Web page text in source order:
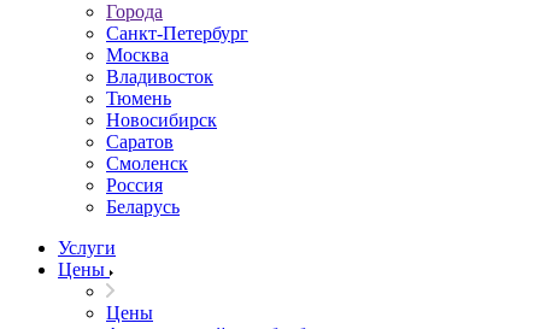
Города
Санкт-Петербург
Москва
Владивосток
Тюмень
Новосибирск
Саратов
Смоленск
Россия
Беларусь
Услуги
Цены
Цены